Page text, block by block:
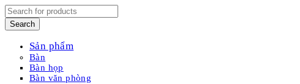
Sản phẩm
Bàn
Bàn họp
Bàn văn phòng